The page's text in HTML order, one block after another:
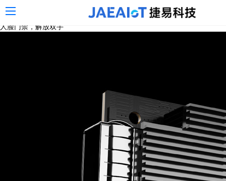
服务器,jaeaiot
人脸门禁，解放双手